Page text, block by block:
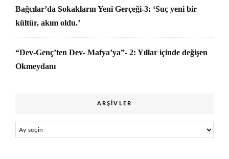
Bağcılar’da Sokakların Yeni Gerçeği-3: ‘Suç yeni bir
kültür, akım oldu.’
“Dev-Genç’ten Dev- Mafya’ya”- 2: Yıllar içinde değişen
Okmeydanı
ARŞIVLER
Arşivler